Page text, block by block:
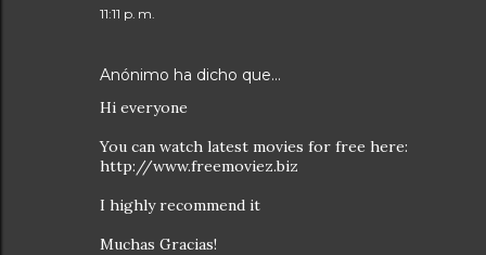
11:11 p. m.
Anónimo ha dicho que…
Hi everyone
You can watch latest movies for free here:
http://www.freemoviez.biz
I highly recommend it
Muchas Gracias!